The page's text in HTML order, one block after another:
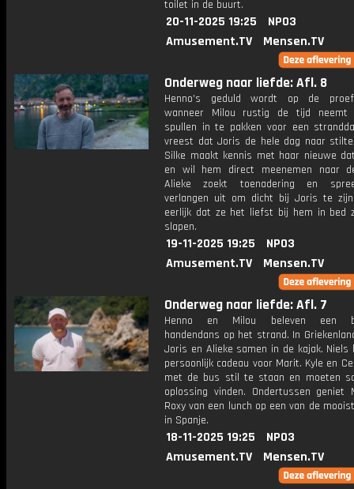
toilet in de buurt.
20-11-2025 19:25
NPO3
Amusement.TV
Mensen.TV
Onderweg naar liefde: Afl. 8
Henno's geduld wordt op de
wanneer Milou rustig de tijd neemt
spullen in te pakken voor een
vreest dat Joris de hele dag naar
Silke maakt kennis met haar nieuwe
en wil hem direct meenemen naar
Alieke zoekt toenadering en
verlangen uit om dicht bij Joris te
eerlijk dat ze het liefst bij hem in bed
slapen.
19-11-2025 19:25
NPO3
Amusement.TV
Mensen.TV
Onderweg naar liefde: Afl. 7
Henno en Milou beleven een
handendans op het strand. In
Joris en Alieke samen in de kajak. Niels
persoonlijk cadeau voor Marit. Kyle en
met de bus stil te staan en moeten
oplossing vinden. Ondertussen geniet
Roxy van een lunch op een van de
in Spanje.
18-11-2025 19:25
NPO3
Amusement.TV
Mensen.TV